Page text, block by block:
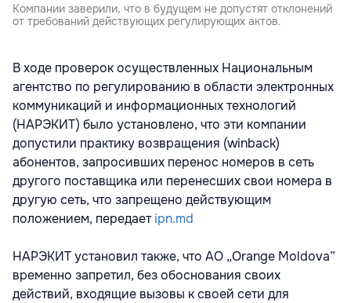
Компании заверили, что в будущем не допустят отклонений
от требований действующих регулирующих актов.
В ходе проверок осуществленных Национальным
агентство по регулированию в области электронных
коммуникаций и информационных технологий
(НАРЭКИТ) было установлено, что эти компании
допустили практику возвращения (winback)
абонентов, запросивших перенос номеров в сеть
другого поставщика или перенесших свои номера в
другую сеть, что запрещено действующим
положением, передаетipn.md
НАРЭКИТ установил также, что АО „Orange Moldova”
временно запретил, без обоснования своих
действий, входящие вызовы к своей сети для